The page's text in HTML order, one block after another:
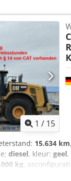
1 / 15
15.634 km
diesel, kleur: geel
kg,
,